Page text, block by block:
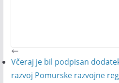
Včeraj je bil podpisan
razvoj Pomurske razvojne